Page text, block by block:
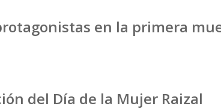
en la primera
del Día de la Mujer Raizal